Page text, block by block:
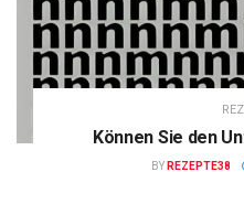
Können Sie den
BY REZEPTE38